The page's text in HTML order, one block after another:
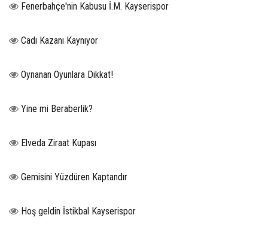
Fenerbahçe'nin Kabusu İ.M. Kayserispor
Cadı Kazanı Kaynıyor
Oynanan Oyunlara Dikkat!
Yine mi Beraberlik?
Elveda Ziraat Kupası
Gemisini Yüzdüren Kaptandır
Hoş geldin İstikbal Kayserispor